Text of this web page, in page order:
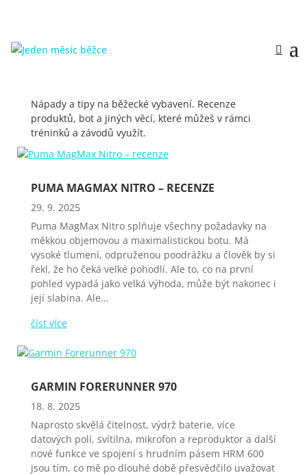
Nápady a tipy na běžecké vybavení. Recenze
produktů, bot a jiných věcí, které můžeš v rámci
tréninků a závodů využít.
PUMA MAGMAX NITRO – RECENZE
29. 9. 2025
Puma MagMax Nitro splňuje všechny požadavky na
měkkou objemovou a maximalistickou botu. Má
vysoké tlumení, odpruženou poodrážku a člověk by si
řekl, že ho čeká velké pohodlí. Ale to, co na první
pohled vypadá jako velká výhoda, může být nakonec i
její slabina. Ale...
číst více
GARMIN FORERUNNER 970
18. 8. 2025
Naprosto skvělá čitelnost, výdrž baterie, více
datových polí, svítilna, mikrofon a reproduktor a další
nové funkce ve spojení s hrudním pásem HRM 600
jsou tím, co mě po dlouhé době přesvědčilo uvažovat